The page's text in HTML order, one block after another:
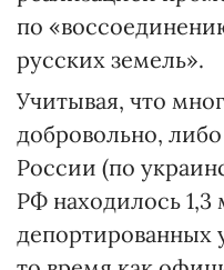
по
русских земель».
Учитывая, что
добровольно,
России (по
РФ находилось
депортированных